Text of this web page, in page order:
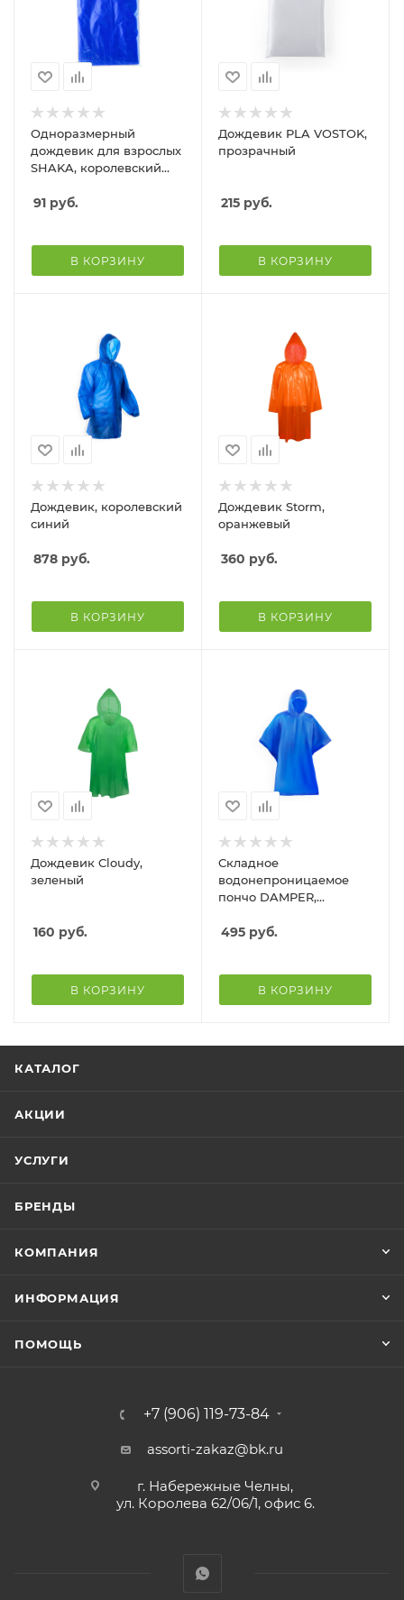
Одноразмерный
дождевик для взрослых
SHAKA, королевский
91 руб.
В КОРЗИНУ
Дождевик PLA VOSTOK,
прозрачный
215 руб.
В КОРЗИНУ
Дождевик, королевский
синий
878 руб.
В КОРЗИНУ
Дождевик Storm,
оранжевый
360 руб.
В КОРЗИНУ
Дождевик Cloudy,
зеленый
160 руб.
В КОРЗИНУ
Складное
водонепроницаемое
пончо DAMPER,
495 руб.
В КОРЗИНУ
КАТАЛОГ
АКЦИИ
УСЛУГИ
БРЕНДЫ
КОМПАНИЯ
ИНФОРМАЦИЯ
ПОМОЩЬ
+7 (906) 119-73-84
assorti-zakaz@bk.ru
г. Набережные Челны,
ул. Королева 62/06/1, офис 6.